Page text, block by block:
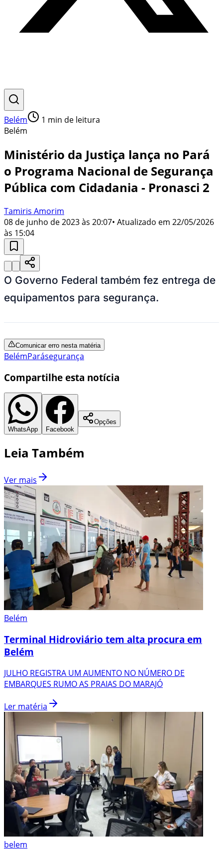
Belém 1 min de leitura
Belém
Ministério da Justiça lança no Pará
o Programa Nacional de Segurança
Pública com Cidadania - Pronasci 2
Tamiris Amorim
08 de junho de 2023 às 20:07• Atualizado em 22/05/2026
às 15:04
O Governo Federal também fez entrega de
equipamentos para segurança.
Comunicar erro nesta matéria
BelémParásegurança
Compartilhe esta notícia
WhatsApp Facebook
Opções
Leia Também
Ver mais
Belém
Terminal Hidroviário tem alta procura em
Belém
JULHO REGISTRA UM AUMENTO NO NÚMERO DE
EMBARQUES RUMO AS PRAIAS DO MARAJÓ
Ler matéria
belem